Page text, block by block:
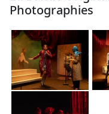
Photographies